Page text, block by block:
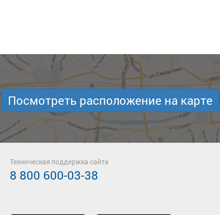
Посмотреть расположение на карте
Техническая поддержка сайта
8 800 600-03-38